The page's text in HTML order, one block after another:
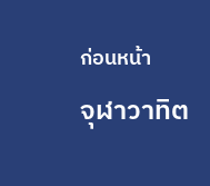
ก่อนหน้า
จุฬาวาทิต